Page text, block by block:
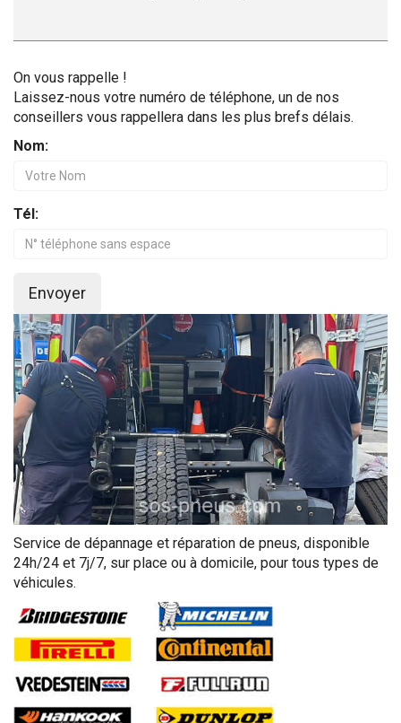
On vous rappelle !
Laissez-nous votre numéro de téléphone, un de nos
conseillers vous rappellera dans les plus brefs délais.
Nom:
Tél:
Envoyer
Service de dépannage et réparation de pneus, disponible
24h/24 et 7j/7, sur place ou à domicile, pour tous types de
véhicules.